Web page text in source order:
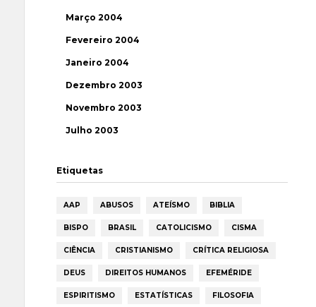
Março 2004
Fevereiro 2004
Janeiro 2004
Dezembro 2003
Novembro 2003
Julho 2003
Etiquetas
AAP ABUSOS ATEÍSMO BIBLIA
BISPO BRASIL CATOLICISMO CISMA
CIÊNCIA CRISTIANISMO CRÍTICA RELIGIOSA
DEUS DIREITOS HUMANOS EFEMÉRIDE
ESPIRITISMO ESTATÍSTICAS FILOSOFIA